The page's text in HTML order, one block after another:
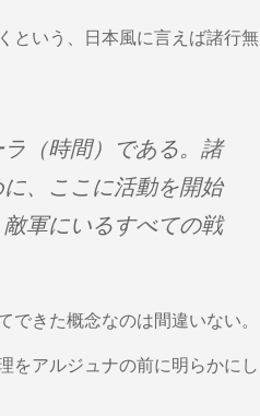
という、日本風に言えば諸行無
（時間）である。諸
、ここに活動を開始
軍にいるすべての戦
きた概念なのは間違いない。
をアルジュナの前に明らかにし